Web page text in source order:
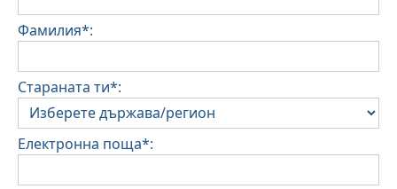
Фамилия*:
Стараната ти*:
Електронна поща*: